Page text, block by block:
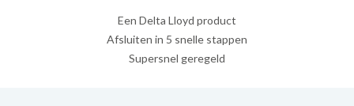
Een Delta Lloyd product
Afsluiten in 5 snelle stappen
Supersnel geregeld